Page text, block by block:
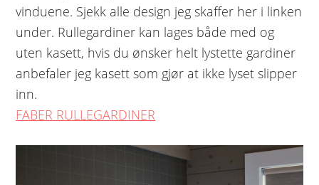
vinduene. Sjekk alle design jeg skaffer her i linken
under. Rullegardiner kan lages både med og
uten kasett, hvis du ønsker helt lystette gardiner
anbefaler jeg kasett som gjør at ikke lyset slipper
inn.
FABER RULLEGARDINER